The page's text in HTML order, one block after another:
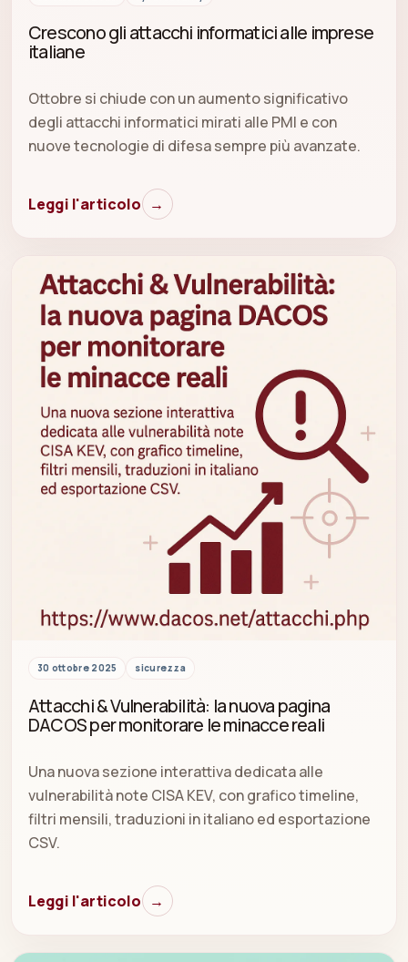
Crescono gli attacchi informatici alle imprese
italiane
Ottobre si chiude con un aumento significativo
degli attacchi informatici mirati alle PMI e con
nuove tecnologie di difesa sempre più avanzate.
Leggi l'articolo →
30 ottobre 2025 sicurezza
Attacchi & Vulnerabilità: la nuova pagina
DACOS per monitorare le minacce reali
Una nuova sezione interattiva dedicata alle
vulnerabilità note CISA KEV, con grafico timeline,
filtri mensili, traduzioni in italiano ed esportazione
CSV.
Leggi l'articolo →